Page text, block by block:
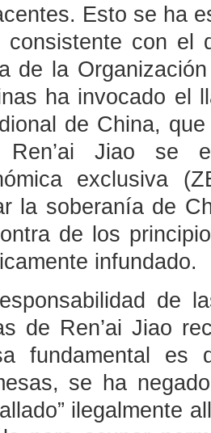
Esto se ha
con el
de la
ha invocado el
de China,
Ren’ai Jiao se
exclusiva
la soberanía de
de los
infundado.
de
de Ren’ai Jiao
fundamental es
se ha
ilegalmente